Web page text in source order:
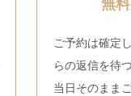
無
ご予約は確定
らの返信を待
当日そのまま